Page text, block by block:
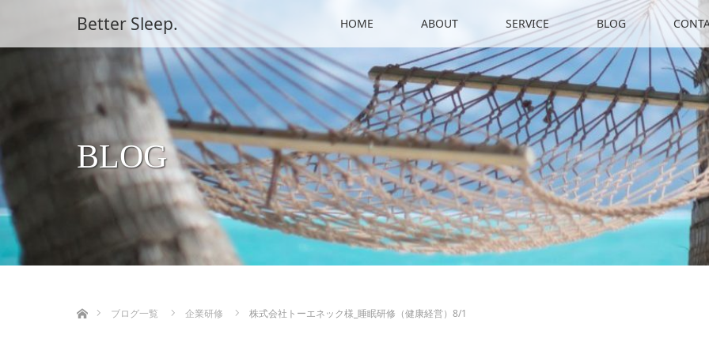
Better Sleep. HOME ABOUT SERVICE BLOG
BLOG
ブログ一覧
企業研修 株式会社トーエネック様_睡眠研修（健康経営）8/1